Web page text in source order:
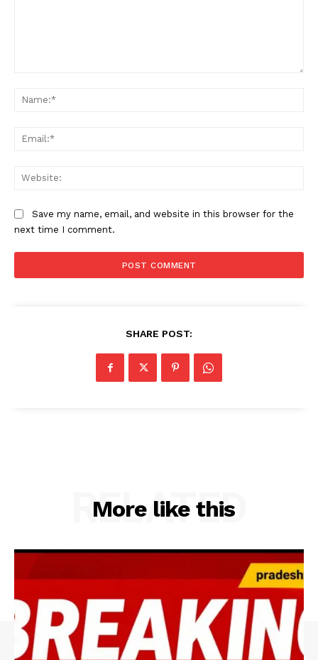
Save my name, email, and website in this browser for the
next time I comment.
SHARE POST:
More like this
RELATED